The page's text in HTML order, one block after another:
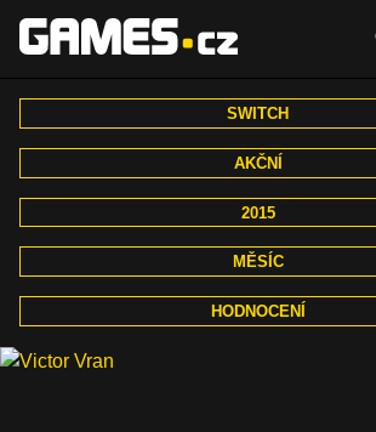
SWITCH
AKČNÍ
2015
MĚSÍC
HODNOCENÍ